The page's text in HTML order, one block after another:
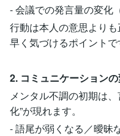
- 会議での発言量の変化
行動は本人の意思より
早く気づけるポイントで
2. コミュニケーション
メンタル不調の初期は
化”が現れます。
- 語尾が弱くなる／曖昧